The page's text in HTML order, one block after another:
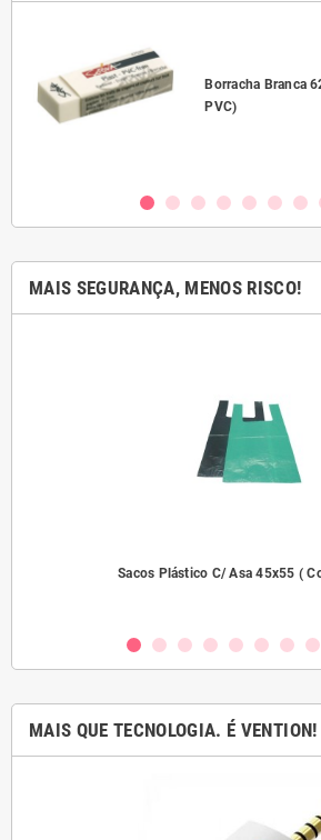
Borracha Branca
PVC)
MAIS SEGURANÇA, MENOS RISCO!
Sacos Plástico C/ Asa 45x55 (
MAIS QUE TECNOLOGIA. É VENTION!